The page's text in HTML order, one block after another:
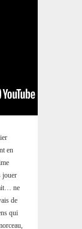
en
jouer
ne
de
qui